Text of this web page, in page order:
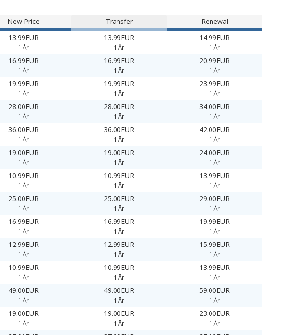
New Price Transfer Renewal
13.99EUR
1 År
13.99EUR
1 År
14.99EUR
1 År
16.99EUR
1 År
16.99EUR
1 År
20.99EUR
1 År
19.99EUR
1 År
19.99EUR
1 År
23.99EUR
1 År
28.00EUR
1 År
28.00EUR
1 År
34.00EUR
1 År
36.00EUR
1 År
36.00EUR
1 År
42.00EUR
1 År
19.00EUR
1 År
19.00EUR
1 År
24.00EUR
1 År
10.99EUR
1 År
10.99EUR
1 År
13.99EUR
1 År
25.00EUR
1 År
25.00EUR
1 År
29.00EUR
1 År
16.99EUR
1 År
16.99EUR
1 År
19.99EUR
1 År
12.99EUR
1 År
12.99EUR
1 År
15.99EUR
1 År
10.99EUR
1 År
10.99EUR
1 År
13.99EUR
1 År
49.00EUR
1 År
49.00EUR
1 År
59.00EUR
1 År
19.00EUR
1 År
19.00EUR
1 År
23.00EUR
1 År